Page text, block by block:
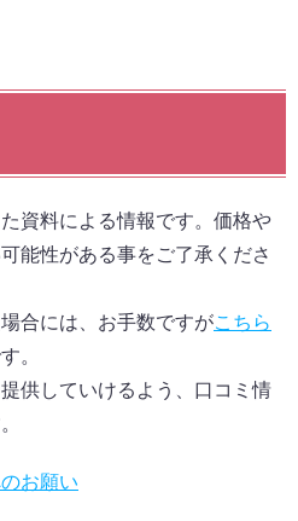
資料による情報です。価格や
能性がある事をご了承くださ
合には、お手数ですがこちら
。
供していけるよう、口コミ情
お願い